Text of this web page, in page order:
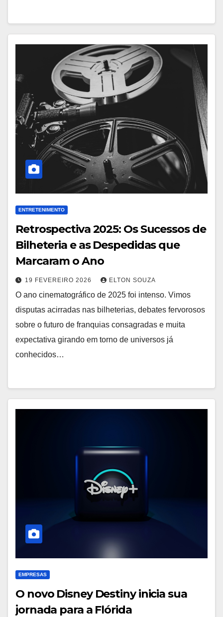
ENTRETENIMENTO
Retrospectiva 2025: Os Sucessos de
Bilheteria e as Despedidas que
Marcaram o Ano
19 FEVEREIRO 2026 ELTON SOUZA
O ano cinematográfico de 2025 foi intenso. Vimos
disputas acirradas nas bilheterias, debates fervorosos
sobre o futuro de franquias consagradas e muita
expectativa girando em torno de universos já
conhecidos…
EMPRESAS
O novo Disney Destiny inicia sua
jornada para a Flórida